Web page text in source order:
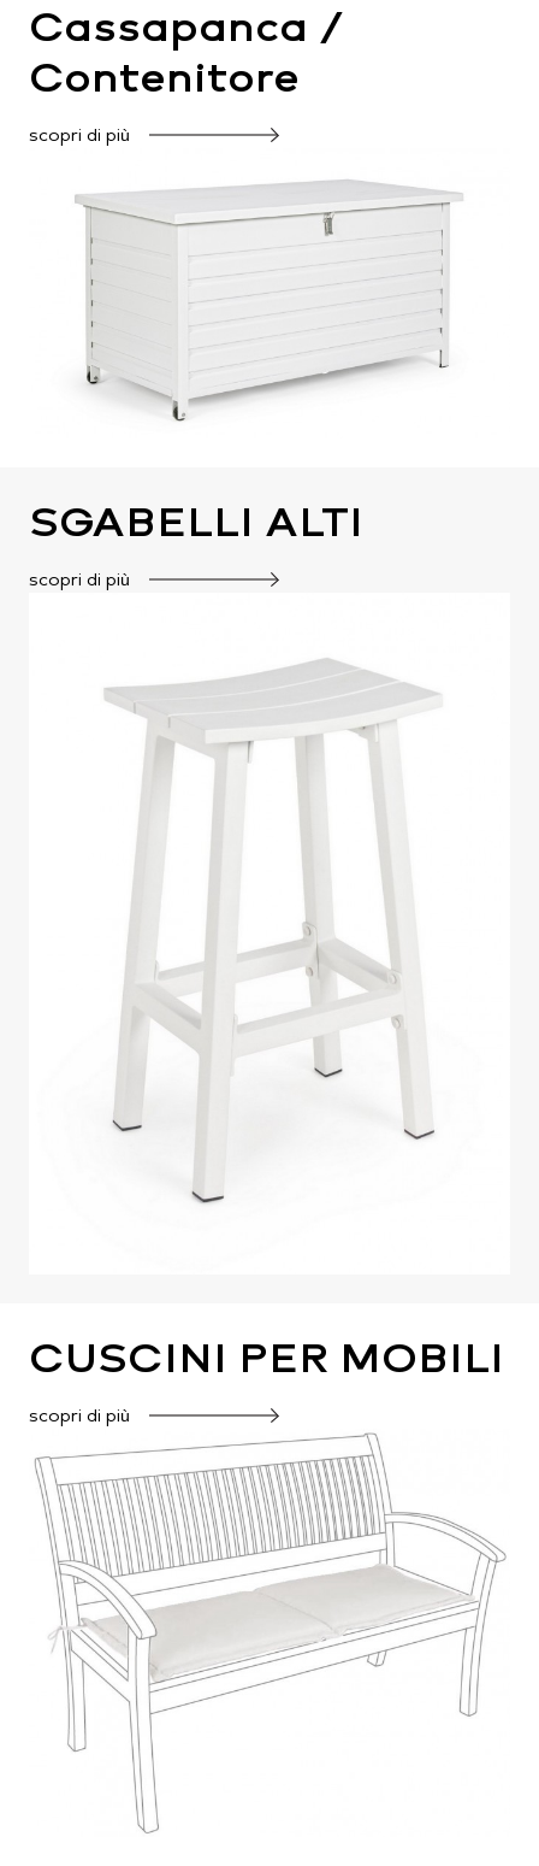
Cassapanca /
Contenitore
scopri di più
SGABELLI ALTI
scopri di più
CUSCINI PER MOBILI
scopri di più